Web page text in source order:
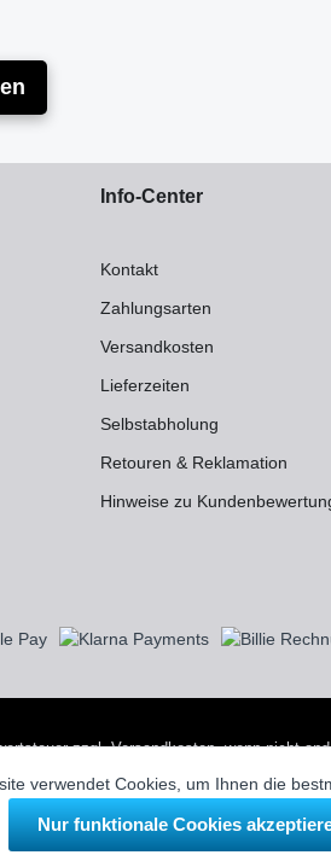
Info-Center
Kontakt
Zahlungsarten
Versandkosten
Lieferzeiten
Selbstabholung
Retouren & Reklamation
Hinweise zu
zzgl.Versandkosten, wenn nicht
und Sanitärtechnik GmbH
verwendet Cookies, um Ihnen die
Nur funktionale Cookies